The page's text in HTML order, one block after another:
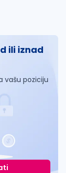
ili iznad
vašu poziciju